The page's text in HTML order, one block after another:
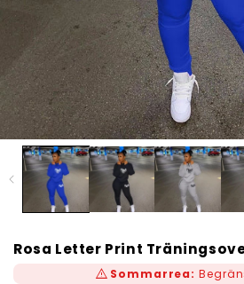
Rosa Letter Print
warning Sommarrea: